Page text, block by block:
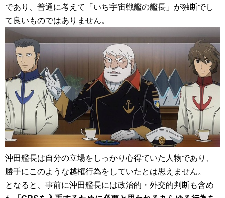
であり、普通に考えて「いち宇宙戦艦の艦長」が独断でし
て良いものではありません。
沖田艦長は自分の立場をしっかり心得ていた人物であり、
勝手にこのような越権行為をしていたとは思えません。
となると、事前に沖田艦長には政治的・外交的判断も含め